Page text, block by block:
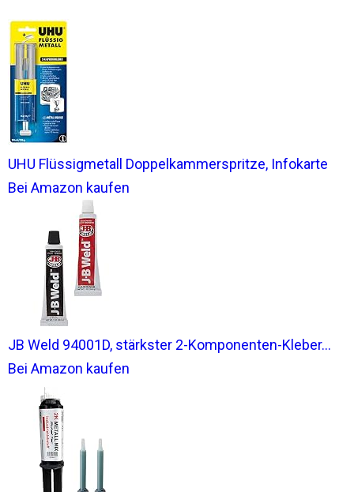
UHU Flüssigmetall Doppelkammerspritze, Infokarte
Bei Amazon kaufen
JB Weld 94001D, stärkster 2-Komponenten-Kleber...
Bei Amazon kaufen